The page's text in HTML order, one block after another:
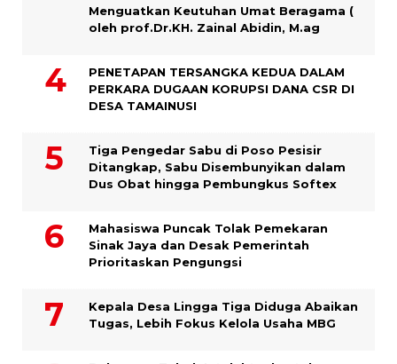
Menguatkan Keutuhan Umat Beragama (
oleh prof.Dr.KH. Zainal Abidin, M.ag
PENETAPAN TERSANGKA KEDUA DALAM
PERKARA DUGAAN KORUPSI DANA CSR DI
DESA TAMAINUSI
Tiga Pengedar Sabu di Poso Pesisir
Ditangkap, Sabu Disembunyikan dalam
Dus Obat hingga Pembungkus Softex
Mahasiswa Puncak Tolak Pemekaran
Sinak Jaya dan Desak Pemerintah
Prioritaskan Pengungsi
Kepala Desa Lingga Tiga Diduga Abaikan
Tugas, Lebih Fokus Kelola Usaha MBG